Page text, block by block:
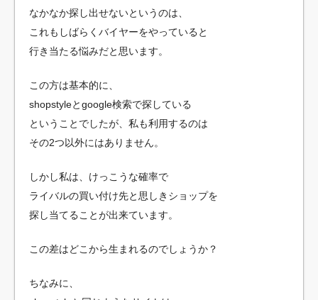
なかなか探し出せないというのは、
これもしばらくバイヤーをやっていると
行き当たる悩みだと思います。
この方は基本的に、
shopstyleとgoogle検索で探している
ということでしたが、私も利用するのは
その2つ以外にはありません。
しかし私は、けっこうな確率で
ライバルの買い付け先と思しきショップを
探し当てることが出来ています。
この差はどこから生まれるのでしょうか？
ちなみに、